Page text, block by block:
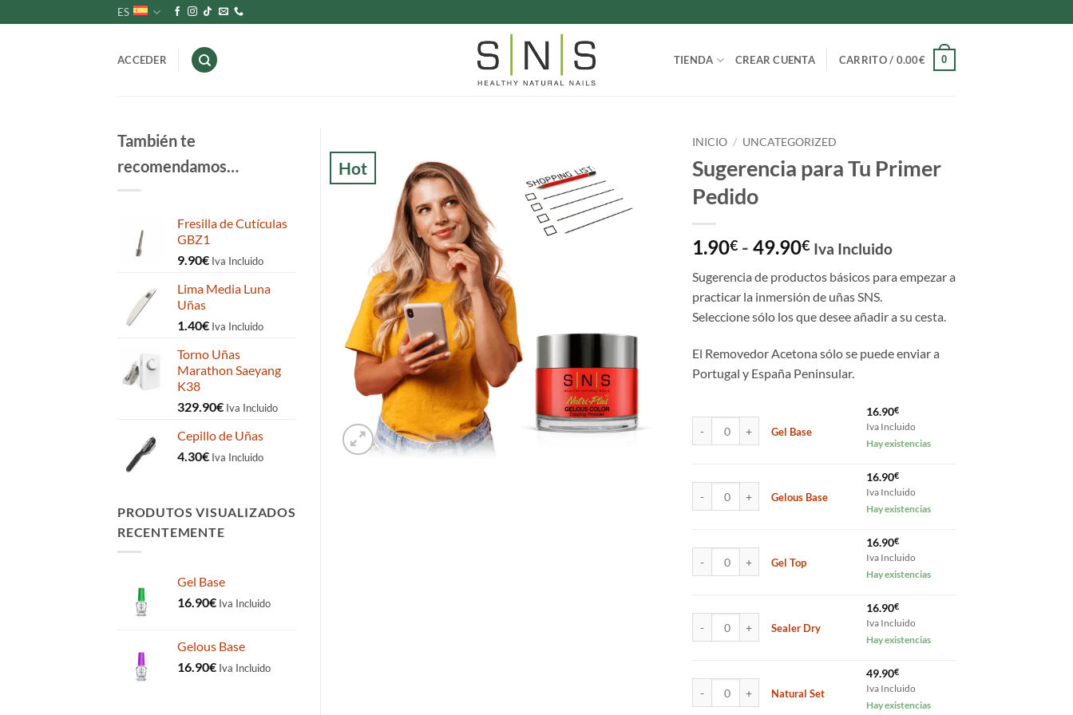
al
ES
ACCEDER TIENDA CREAR CUENTA CARRITO / 0.00€ 0
Hot
INICIO / UNCATEGORIZED
Sugerencia para Tu Primer
Pedido
1.90€ - 49.90€Rango
precios:
desde
1.90€
49.90€
Iva Incluido
Sugerencia de productos básicos para empezar a
practicar la inmersión de uñas SNS.
Seleccione sólo los que desee añadir a su cesta.
El Removedor Acetona sólo se puede enviar a
Portugal y España Peninsular.
Gel Base
16.90€
Iva Incluido
Hay existencias
Gelous Base
16.90€
Iva Incluido
Hay existencias
Gel Top
16.90€
Iva Incluido
Hay existencias
Sealer Dry
16.90€
Iva Incluido
Hay existencias
Natural Set
49.90€
Iva Incluido
Hay existencias
También te
recomendamos…
Fresilla de Cutículas
GBZ1
9.90€ Iva Incluido
Lima Media Luna
Uñas
1.40€ Iva Incluido
Torno Uñas
Marathon Saeyang
K38
329.90€ Iva Incluido
Cepillo de Uñas
4.30€ Iva Incluido
PRODUTOS VISUALIZADOS
RECENTEMENTE
Gel Base
16.90€ Iva Incluido
Gelous Base
16.90€ Iva Incluido